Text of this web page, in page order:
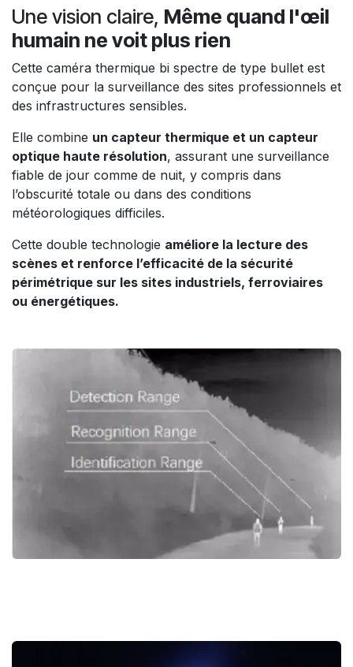
Une vision claire, Même quand l'œil
humain ne voit plus rien
Cette caméra thermique bi spectre de type bullet est
conçue pour la surveillance des sites professionnels et
des infrastructures sensibles.
Elle combine un capteur thermique et un capteur
optique haute résolution, assurant une surveillance
fiable de jour comme de nuit, y compris dans
l’obscurité totale ou dans des conditions
météorologiques difficiles.
Cette double technologie améliore la lecture des
scènes et renforce l’efficacité de la sécurité
périmétrique sur les sites industriels, ferroviaires
ou énergétiques.